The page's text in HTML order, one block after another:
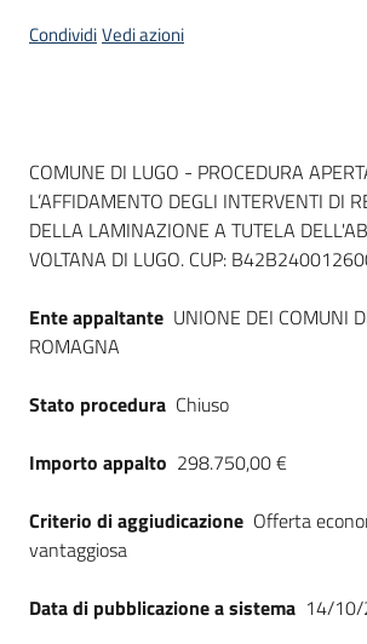
CondividiVedi azioni
Dati del bando
COMUNE DI LUGO - PROCEDURA
L’AFFIDAMENTO DEGLI INTERVENTI DI
DELLA LAMINAZIONE A TUTELA
VOLTANA DI LUGO. CUP:
Ente appaltante UNIONE DEI COMUNI
ROMAGNA
Stato procedura Chiuso
Importo appalto 298.750,00 €
Criterio di aggiudicazione Offerta
vantaggiosa
Data di pubblicazione a sistema 14/